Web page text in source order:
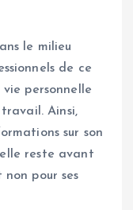
le milieu
de ce
personnelle
Ainsi,
sur son
reste avant
pour ses